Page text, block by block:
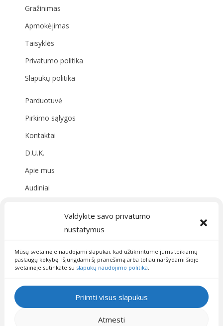
Valdykite savo privatumo
nustatymus
Mūsų svetainėje naudojami slapukai, kad užtikrintume jums teikiamų
paslaugų kokybę. Išjungdami šį pranešimą arba toliau naršydami šioje
svetainėje sutinkate su slapukų naudojimo politika.
Priimti visus slapukus
Atmesti
Susisiekite su mumis
09:00 - 19:00
info@fainisiuliukai.lt
Gražinimas
Apmokėjimas
Taisyklės
Privatumo politika
Slapukų politika
Parduotuvė
Pirkimo sąlygos
Kontaktai
D.U.K.
Apie mus
Audiniai